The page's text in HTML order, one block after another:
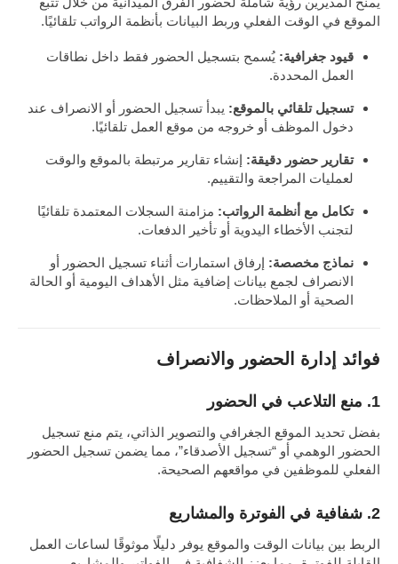
الموقع في الوقت الفعلي وربط البيانات بأنظمة الرواتب تلقائيًا.
قيود جغرافية: يُسمح بتسجيل الحضور فقط داخل نطاقات
العمل المحددة.
تسجيل تلقائي بالموقع: يبدأ تسجيل الحضور أو الانصراف عند
دخول الموظف أو خروجه من موقع العمل تلقائيًا.
تقارير حضور دقيقة: إنشاء تقارير مرتبطة بالموقع والوقت
لعمليات المراجعة والتقييم.
تكامل مع أنظمة الرواتب: مزامنة السجلات المعتمدة تلقائيًا
لتجنب الأخطاء اليدوية أو تأخير الدفعات.
نماذج مخصصة: إرفاق استمارات أثناء تسجيل الحضور أو
الانصراف لجمع بيانات إضافية مثل الأهداف اليومية أو الحالة
الصحية أو الملاحظات.
فوائد إدارة الحضور والانصراف
1. منع التلاعب في الحضور
بفضل تحديد الموقع الجغرافي والتصوير الذاتي، يتم منع تسجيل
الحضور الوهمي أو “تسجيل الأصدقاء”، مما يضمن تسجيل الحضور
الفعلي للموظفين في مواقعهم الصحيحة.
2. شفافية في الفوترة والمشاريع
الربط بين بيانات الوقت والموقع يوفر دليلًا موثوقًا لساعات العمل